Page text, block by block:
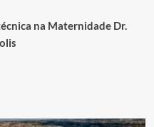
na Maternidade Dr.